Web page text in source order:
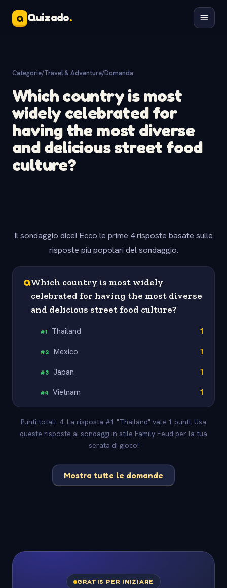
Q Quizado.
Categorie/Travel & Adventure/Domanda
Which country is most
widely celebrated for
having the most diverse
and delicious street food
culture?
Il sondaggio dice! Ecco le prime 4 risposte basate sulle
risposte più popolari del sondaggio.
QWhich country is most widely
celebrated for having the most diverse
and delicious street food culture?
#1 Thailand 1
#2 Mexico 1
#3 Japan 1
#4 Vietnam 1
Punti totali: 4. La risposta #1 "Thailand" vale 1 punti. Usa
queste risposte ai sondaggi in stile Family Feud per la tua
serata di gioco!
Mostra tutte le domande
GRATIS PER INIZIARE